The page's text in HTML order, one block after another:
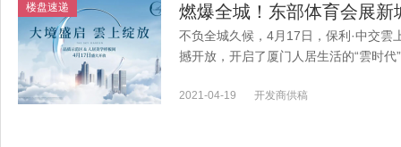
楼盘速递 燃爆全城！东部体育会展
不负全城久候，4月17日，保利·中交雲
撼开放，开启了厦门人居生活的“雲时
2021-04-19 开发商供稿